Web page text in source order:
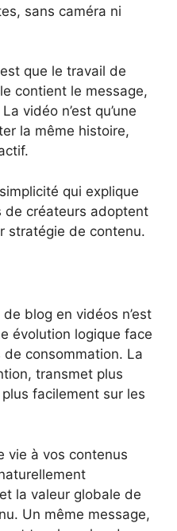
sans caméra ni
que le travail de
contient le message,
vidéo n’est qu’une
la même histoire,
qui explique
de créateurs adoptent
stratégie de contenu.
blog en vidéos n’est
évolution logique face
consommation. La
transmet plus
facilement sur les
vie à vos contenus
la valeur globale de
Un même message,